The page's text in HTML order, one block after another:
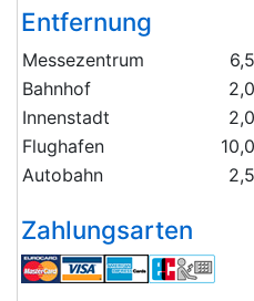
Entfernung
Messezentrum
Bahnhof
Innenstadt
Flughafen
Autobahn
Zahlungsarten